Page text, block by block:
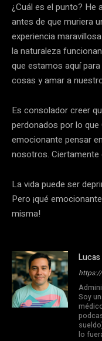
¿Cuál es el punto? He
antes de que muriera
experiencia
la naturaleza
que estamos aquí
cosas y amar a
Es consolador creer
perdonados por lo
emocionante pensar
nosotros.
La vida puede ser
Pero ¡qué
misma!
Soy
lo